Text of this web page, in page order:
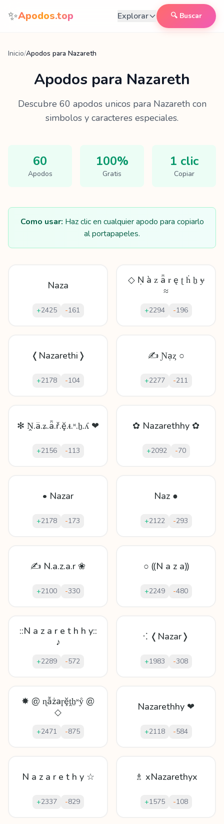
Saltar al contenido
✨Apodos.top Explorar 🔍 Buscar
Inicio/Apodos para Nazareth
Apodos para Nazareth
Descubre 60 apodos unicos para Nazarethcon
simbolos y caracteres especiales.
60
Apodos
100%
Gratis
1 clic
Copiar
Como usar: Haz clic en cualquier apodo para copiarlo
al portapapeles.
Naza
+2425 -161
◇ Ṇ à ᴢ ǟ ɍ ę ʈ ḣ ẖ ɏ
≈
+2294 -196
❬Nazarethi❭
+2178 -104
✍ Ɲạȥ ○
+2277 -211
✻ Ṋ.ä.ʑ.ǟ.ř.ḝ.ᵵ.ᵸ.ẖ.ʎ ❤
+2156 -113
✿ Nazarethhy ✿
+2092 -70
• Nazar
+2178 -173
Naz ●
+2122 -293
✍ N.a.z.a.r ❀
+2100 -330
○ ⸨N a z a⸩
+2249 -480
::N a z a r e t h h y::
♪
+2289 -572
⁖ ❬Nazar❭
+1983 -308
✸ @ ɳẫżaɼḝṱẖᵸẙ @
◇
+2471 -875
Nazarethhy ❤
+2118 -584
N a z a r e t h y ☆
+2337 -829
♗ xNazarethyx
+1575 -108